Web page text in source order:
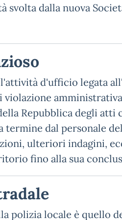
svolta dalla nuova
d'ufficio legata
violazione
Repubblica degli atti
termine dal personale
ulteriori indagini,
fino alla sua
polizia locale è quello